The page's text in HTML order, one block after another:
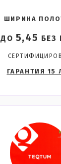
ШИРИНА
ДО 5,45 БЕЗ
ГАРАНТИЯ 15